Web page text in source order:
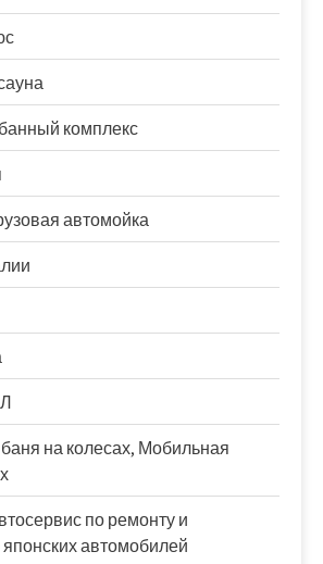
комплекс
автомойка
на колесах, Мобильная
по ремонту и
автомобилей